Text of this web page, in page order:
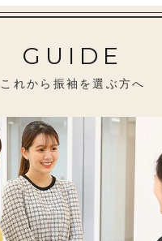
GUIDE
これから振袖を選ぶ方へ